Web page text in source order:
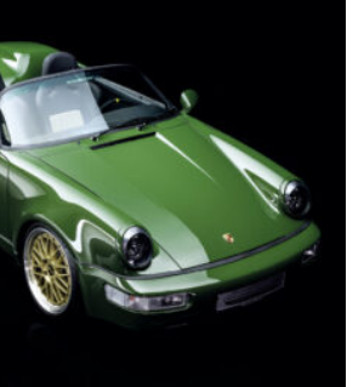
GO! // ONLINE-STORE BY WERK1
| eleven
Frühjahrsausgabe
im Handel ab
8. April: online